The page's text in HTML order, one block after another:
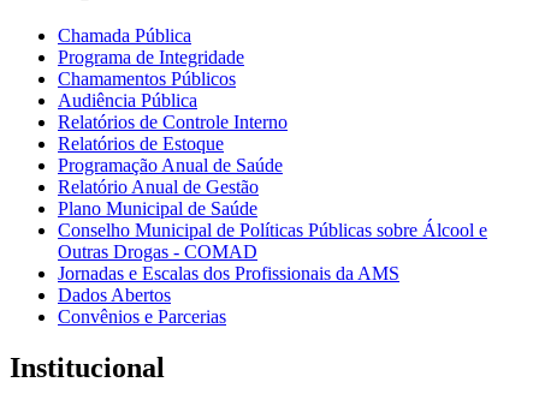
Chamada Pública
Programa de Integridade
Chamamentos Públicos
Audiência Pública
Relatórios de Controle Interno
Relatórios de Estoque
Programação Anual de Saúde
Relatório Anual de Gestão
Plano Municipal de Saúde
Conselho Municipal de Políticas Públicas sobre Álcool e
Outras Drogas - COMAD
Jornadas e Escalas dos Profissionais da AMS
Dados Abertos
Convênios e Parcerias
Institucional